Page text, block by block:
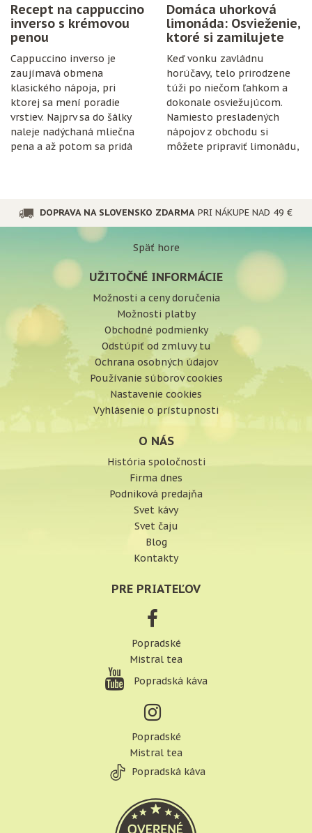
Recept na cappuccino
inverso s krémovou
penou
Cappuccino inverso je
zaujímavá obmena
klasického nápoja, pri
ktorej sa mení poradie
vrstiev. Najprv sa do šálky
naleje nadýchaná mliečna
pena a až potom sa pridá
Domáca uhorková
limonáda: Osvieženie,
ktoré si zamilujete
Keď vonku zavládnu
horúčavy, telo prirodzene
túži po niečom ľahkom a
dokonale osviežujúcom.
Namiesto presladených
nápojov z obchodu si
môžete pripraviť limonádu,
DOPRAVA NA SLOVENSKO ZDARMA PRI NÁKUPE NAD 49 €
Späť hore
UŽITOČNÉ INFORMÁCIE
Možnosti a ceny doručenia
Možnosti platby
Obchodné podmienky
Odstúpiť od zmluvy tu
Ochrana osobných údajov
Používanie súborov cookies
Nastavenie cookies
Vyhlásenie o prístupnosti
O NÁS
História spoločnosti
Firma dnes
Podniková predajňa
Svet kávy
Svet čaju
Blog
Kontakty
PRE PRIATEĽOV
Popradské
Mistral tea
Popradská káva
Popradské
Mistral tea
Popradská káva